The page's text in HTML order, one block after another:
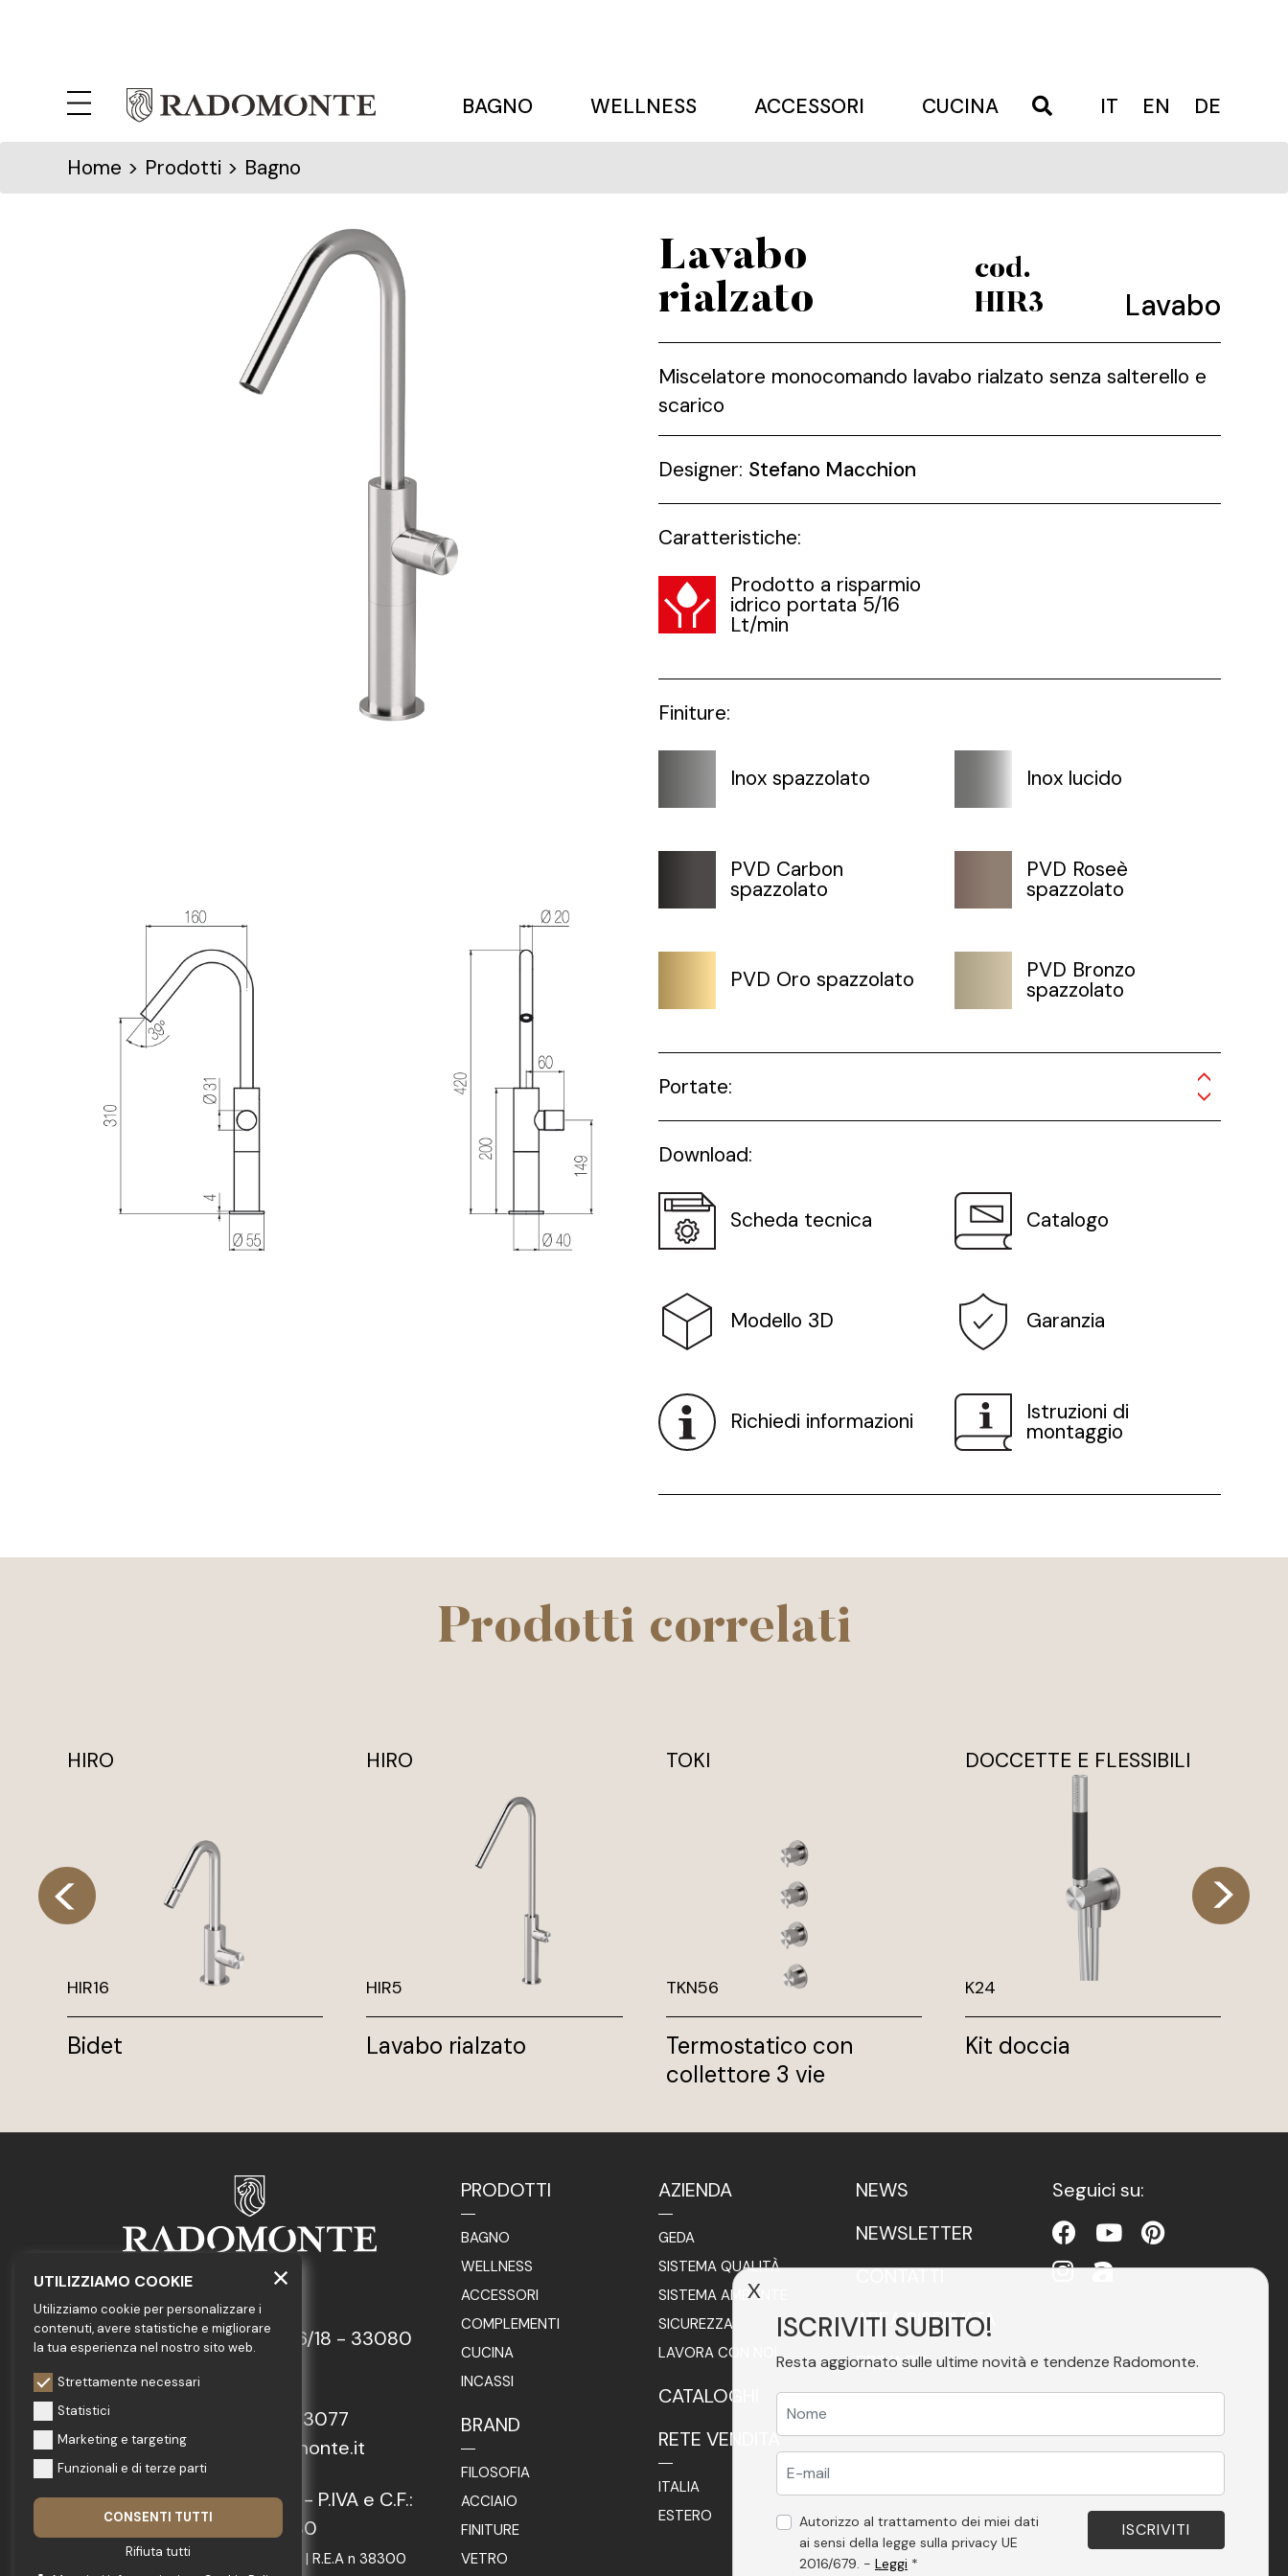
BAGNO WELLNESS ACCESSORI CUCINA IT EN DE
Home > Prodotti > Bagno
Lavabo
rialzato
cod.
HIR3
Lavabo
Miscelatore monocomando lavabo rialzato senza salterello e
scarico
Designer: Stefano Macchion
Caratteristiche:
Prodotto a risparmio
idrico portata 5/16
Lt/min
Finiture:
Inox spazzolato Inox lucido
PVD Carbon
spazzolato
PVD Roseè
spazzolato
PVD Oro spazzolato PVD Bronzo
spazzolato
Portate:
Download:
Scheda tecnica Catalogo
Modello 3D Garanzia
Richiedi informazioni Istruzioni di
montaggio
Prodotti correlati
HIRO
HIR16
Bidet
HIRO
HIR5
Lavabo rialzato
TOKI
TKN56
Termostatico con
collettore 3 vie
DOCCETTE E FLESSIBILI
K24
Kit doccia
GEDA S.r.l.
Via Maestri del Lavoro, 16/18 - 33080
Tel.: +39 0434 923077
E-mail: info@radomonte.it
© 2022-2026 GEDA S.r.l. - P.IVA e C.F.:
IT01018780930
Capitale Sociale € 103.000,00 | R.E.A n 38300
PRODOTTI
BAGNO
WELLNESS
ACCESSORI
COMPLEMENTI
CUCINA
INCASSI
BRAND
FILOSOFIA
ACCIAIO
FINITURE
VETRO
AZIENDA
GEDA
SISTEMA QUALITÀ
SISTEMA AMBIENTE
SICUREZZA
LAVORA CON NOI
CATALOGHI
RETE VENDITA
ITALIA
ESTERO
NEWS
NEWSLETTER
CONTATTI
AREA RISERVATA
PRIVACY
Seguici su:
X
ISCRIVITI SUBITO!
Resta aggiornato sulle ultime novità e tendenze Radomonte.
Autorizzo al trattamento dei miei dati
ai sensi della legge sulla privacy UE
2016/679. - Leggi *
UTILIZZIAMO COOKIE
Utilizziamo cookie per personalizzare i
contenuti, avere statistiche e migliorare
la tua esperienza nel nostro sito web.
Strettamente necessari
Statistici
Marketing e targeting
Funzionali e di terze parti
CONSENTI TUTTI
Rifiuta tutti